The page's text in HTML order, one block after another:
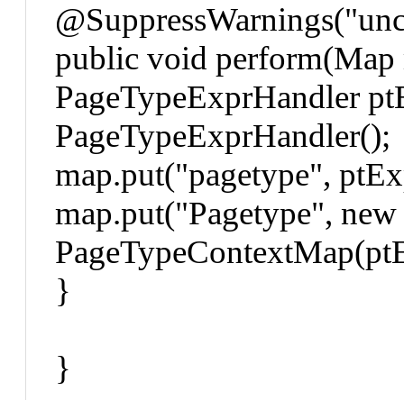
public void
PageTypeExprHandler
PageTypeExprHandler();
map.put("pagetype",
map.put("Pagetype", new
}
}